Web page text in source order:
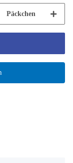
Päckchen